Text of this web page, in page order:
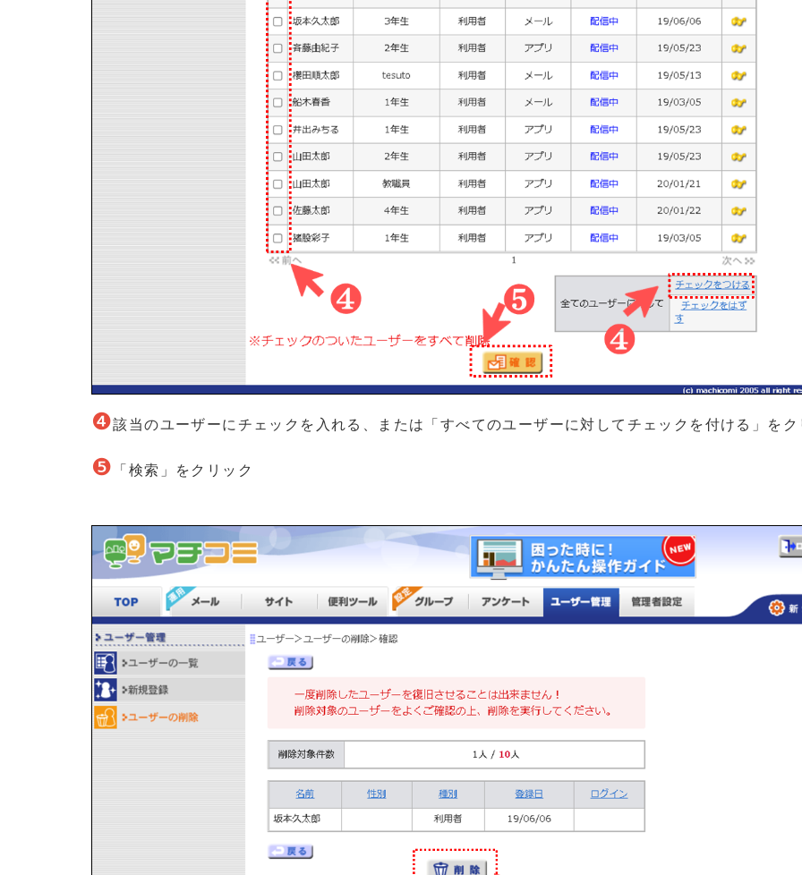
❹該当のユーザーにチェックを入れる、または「すべてのユーザーに対してチェックを付ける」を
❺ 「検索」をクリック